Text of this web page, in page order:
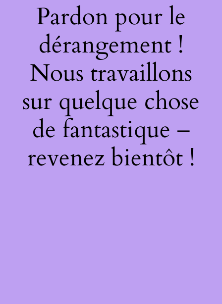
Pardon pour le
dérangement !
Nous travaillons
sur quelque chose
de fantastique –
revenez bientôt !